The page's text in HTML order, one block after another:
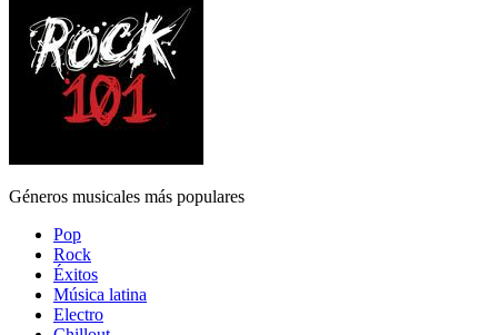
Géneros musicales más populares
Pop
Rock
Éxitos
Música latina
Electro